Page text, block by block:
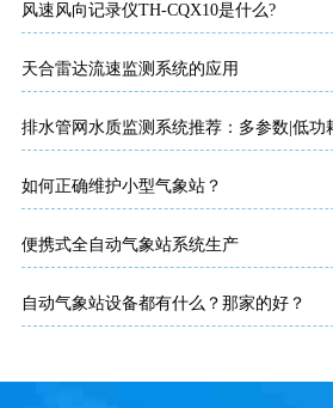
风速风向记录仪TH-CQX10是什么?
天合雷达流速监测系统的应用
如何正确维护小型气象站？
便携式全自动气象站系统生产
自动气象站设备都有什么？那家的好？